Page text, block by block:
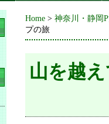
Home > 神奈川・静岡
プの旅
山を越